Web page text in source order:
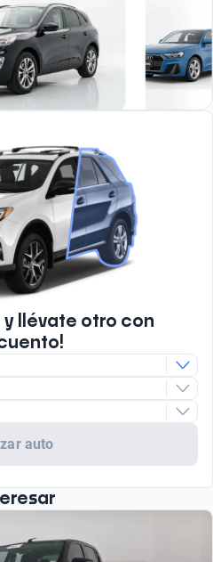
y llévate otro con
auto